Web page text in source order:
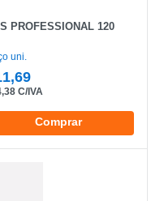
PROFESSIONAL 120
uni.
C/IVA
Comprar